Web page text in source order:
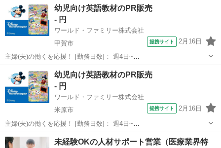
幼児向け英語教材のPR販売
- 円
ワールド・ファミリー株式会社
甲賀市
提携サイト 2月16日
主婦(夫)の働くを応援！ [勤務日数]： 週4日~
10:00~17:00/10:00~16:00/10:00~15:00/09:30~14:00 [勤務地・最寄
駅]： 滋賀県甲賀市 ※勤務エリア選択可 ワールド・ファ...
滋賀 甲賀市 営業
幼児向け英語教材のPR販売
- 円
ワールド・ファミリー株式会社
米原市
提携サイト 2月16日
主婦(夫)の働くを応援！ [勤務日数]： 週4日~
10:00~17:00/10:00~16:00/10:00~15:00/09:30~14:00 [勤務地・最寄
駅]： 滋賀県米原市 ※勤務エリア選択可 ワールド・ファ...
滋賀 米原市 営業
未経験OKの人材サポート営業（医療業界特